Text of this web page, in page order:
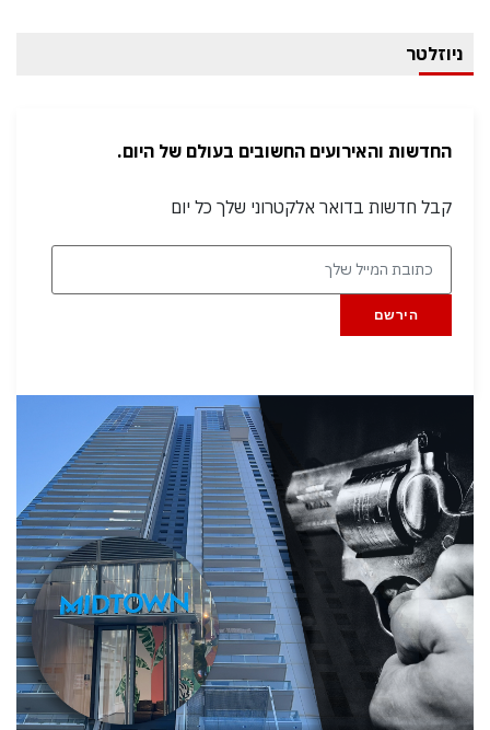
ניוזלטר
החדשות והאירועים החשובים בעולם של היום.
קבל חדשות בדואר אלקטרוני שלך כל יום
הירשם